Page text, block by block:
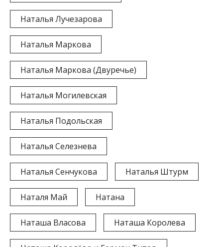
Наталья Лучезарова
Наталья Маркова
Наталья Маркова (Двуречье)
Наталья Могилевская
Наталья Подольская
Наталья Селезнева
Наталья Сенчукова Наталья Штурм
Наталя Май Натана
Наташа Власова Наташа Королева